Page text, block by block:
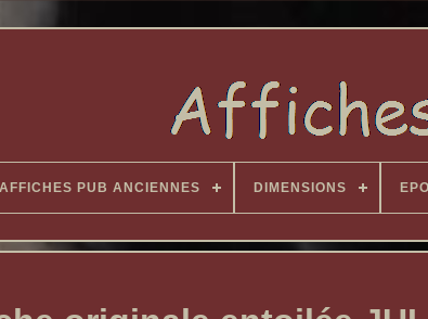
AFFICHES PUB ANCIENNES DIMENSIONS